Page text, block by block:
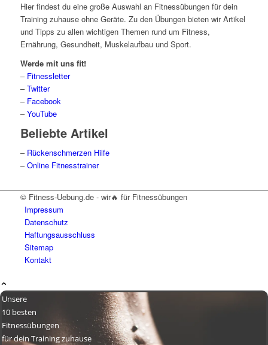
Hier findest du eine große Auswahl an Fitnessübungen für dein
Training zuhause ohne Geräte. Zu den Übungen bieten wir Artikel
und Tipps zu allen wichtigen Themen rund um Fitness,
Ernährung, Gesundheit, Muskelaufbau und Sport.
Werde mit uns fit!
– Fitnessletter
–Twitter
– Facebook
–YouTube
Beliebte Artikel
– Rückenschmerzen Hilfe
–Online Fitnesstrainer
© Fitness-Uebung.de - wir🔥 für Fitnessübungen
Impressum
Datenschutz
Haftungsausschluss
Sitemap
Kontakt
Unsere
10 besten
Fitnessübungen
für dein Training zuhause